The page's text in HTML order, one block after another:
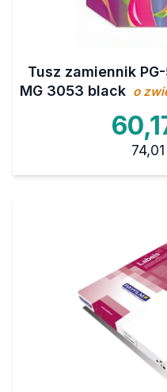
Tusz zamiennik
MG 3053 black o
74,01